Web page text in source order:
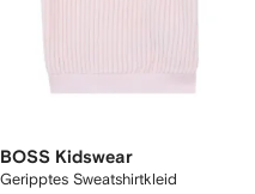
BOSS Kidswear
Geripptes Sweatshirtkleid